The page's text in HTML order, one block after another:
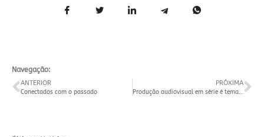
Navegação:
ANTERIOR
Conectados com o passado
PRÓXIMA
Produção audiovisual em série é tema de colóquio em novembro